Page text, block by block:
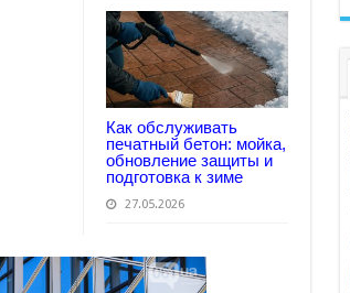
Как обслуживать
печатный бетон: мойка,
обновление защиты и
подготовка к зиме
27.05.2026